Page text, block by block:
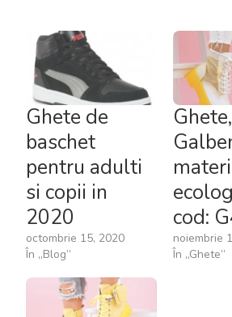
Ghete de
baschet
pentru adulti
si copii in
2020
octombrie 15, 2020
În „Blog”
cod:
noiembrie
În „Ghete”